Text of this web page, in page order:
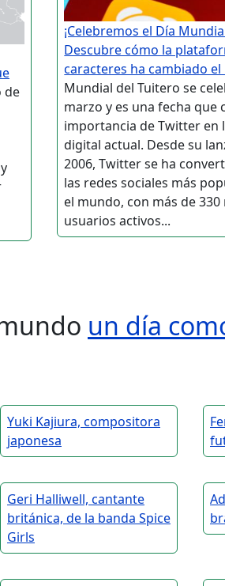
de
¡Celebremos el Día
Descubre cómo la
caracteres ha cambiado
Mundial del Tuitero se
marzo y es una fecha que
importancia de Twitter en
digital actual. Desde su
2006, Twitter se ha
las redes sociales más
el mundo, con más de
usuarios activos...
un día
Yuki Kajiura, compositora
japonesa
Geri Halliwell, cantante
británica, de la banda Spice
Girls